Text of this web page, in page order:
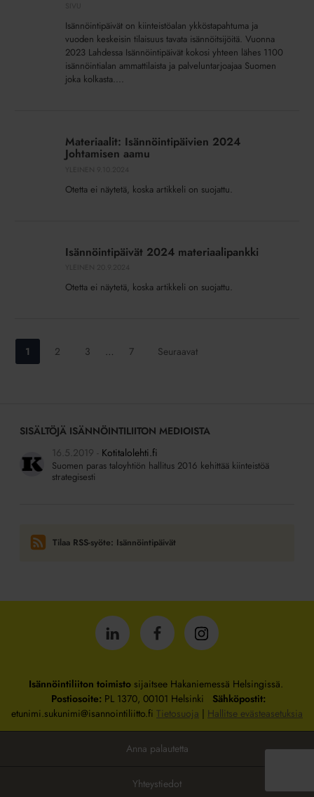
Isännöintipäivät on kiinteistöalan ykköstapahtuma ja
vuoden keskeisin tilaisuus tavata isännöitsijöitä. Vuonna
2023 Lahdessa Isännöintipäivät kokosi yhteen lähes 1100
isännöintialan ammattilaista ja palveluntarjoajaa Suomen
joka kolkasta....
Materiaalit: Isännöintipäivien 2024
Johtamisen aamu
Otetta ei näytetä, koska artikkeli on suojattu.
materiaalipankkiIsännöintipäivät 2024 materiaalipankki
Otetta ei näytetä, koska artikkeli on suojattu.
Siirry
sivulle:
1
Siirry
2
Siirry
3 …
Siirry
7 Seuraavat
SISÄLTÖJÄ ISÄNNÖINTILIITON MEDIOISTA
16.5.2019
Kotitalolehti.fi
Suomen paras taloyhtiön hallitus 2016 kehittää kiinteistöä
strategisesti
Tilaa RSS-syöte: Isännöintipäivät
Isännöintiliitto
LinkedInissä
Isännöintiliitto
Facebookissa
Isännöintiliitto
Instagrammissa
Isännöintiliiton toimistosijaitsee Hakaniemessä Helsingissä.
Postiosoite: PL 1370, 00101 Helsinki Sähköpostit:
etunimi.sukunimi@isannointiliitto.fi Tietosuoja | Hallitse evästeasetuksia
Anna palautetta
Yhteystiedot